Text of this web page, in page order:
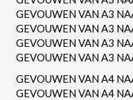
GEVOUWEN VAN A3
GEVOUWEN VAN A3
GEVOUWEN VAN A3
GEVOUWEN VAN A3
GEVOUWEN VAN A4
GEVOUWEN VAN A4